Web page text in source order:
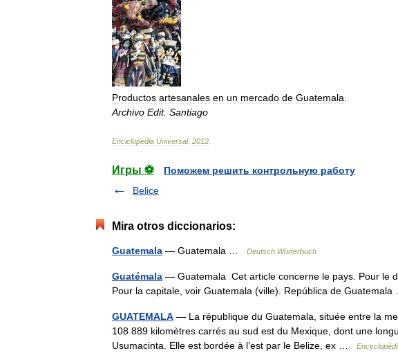
Productos artesanales en un mercado de Guatemala.
Archivo Edit. Santiago
Enciclopedia Universal. 2012
Игры ⚽
Поможем решить контрольную работу
Belice
Mira otros diccionarios:
Guatemala — Guatemala … Deutsch Wörterbuch
Guatémala — Guatemala Cet article concerne le pays. Pour le
Pour la capitale, voir Guatemala (ville). República de
GUATEMALA — La république du Guatemala, située entre la
108 889 kilomètres carrés au sud est du Mexique, dont une
Usumacinta. Elle est bordée à l’est par le Belize, ex …